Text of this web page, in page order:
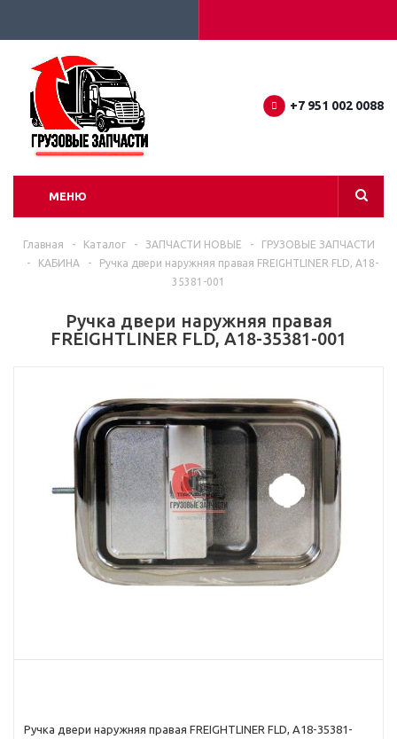
+7 951 002 0088
МЕНЮ
Главная - Каталог - ЗАПЧАСТИ НОВЫЕ -
ГРУЗОВЫЕ ЗАПЧАСТИ
-
КАБИНА -
Ручка двери наружняя правая FREIGHTLINER FLD, A18-
35381-001
Ручка двери наружняя правая
FREIGHTLINER FLD, A18-35381-001
Ручка двери наружняя правая FREIGHTLINER FLD, A18-35381-